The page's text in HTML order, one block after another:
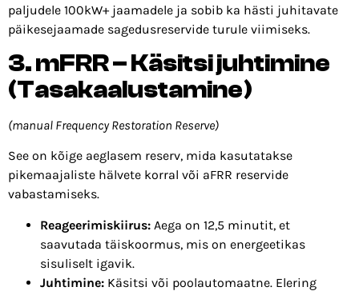
paljudele 100kW+ jaamadele ja sobib ka hästi juhitavate
päikesejaamade sagedusreservide turule viimiseks.
3. mFRR – Käsitsi juhtimine
(Tasakaalustamine)
(manual Frequency Restoration Reserve)
See on kõige aeglasem reserv, mida kasutatakse
pikemaajaliste hälvete korral või aFRR reservide
vabastamiseks.
Reageerimiskiirus: Aega on 12,5 minutit, et
saavutada täiskoormus, mis on energeetikas
sisuliselt igavik.
Juhtimine: Käsitsi või poolautomaatne. Elering